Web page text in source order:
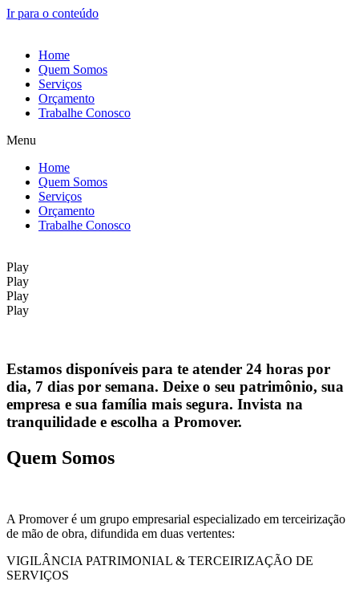
Ir para o conteúdo
Home
Quem Somos
Serviços
Orçamento
Trabalhe Conosco
Menu
Home
Quem Somos
Serviços
Orçamento
Trabalhe Conosco
Play
Play
Play
Play
Estamos disponíveis para te atender 24 horas por
dia, 7 dias por semana. Deixe o seu patrimônio, sua
empresa e sua família mais segura. Invista na
tranquilidade e escolha a Promover.
Quem Somos
A Promover é um grupo empresarial especializado em terceirização
de mão de obra, difundida em duas vertentes:
VIGILÂNCIA PATRIMONIAL & TERCEIRIZAÇÃO DE
SERVIÇOS